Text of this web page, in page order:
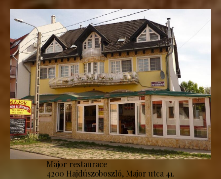
Major restaurace
4200 Hajdúszoboszló, Major utca 41.